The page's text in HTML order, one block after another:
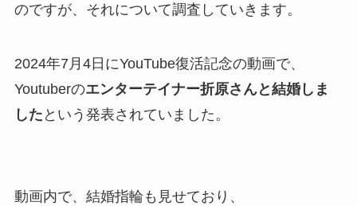
のですが、それについて調査していきます。
2024年7月4日にYouTube復活記念の動画で、
Youtuberのエンターテイナー折原さんと結婚しま
した という発表されていました。
動画内で、結婚指輪も見せており、